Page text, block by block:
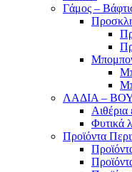
Γάμος –
ΛΑΔΙΑ –
Αιθέρια
Φυτικά
Προϊόντα